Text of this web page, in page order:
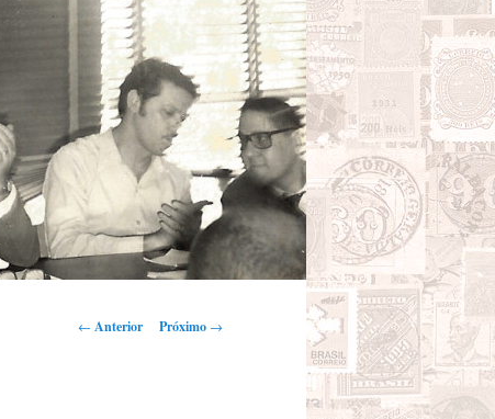
Navegação de Posts
← Anterior Próximo →